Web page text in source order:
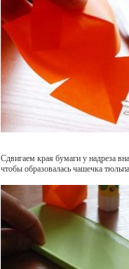
Сдвигаем края бумаги у надреза
чтобы образовалась чашечка